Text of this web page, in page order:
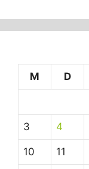
M
D
3 4
10 11